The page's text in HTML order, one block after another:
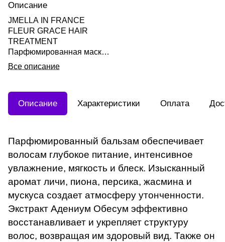
Описание
JMELLA IN FRANCE
FLEUR GRACE HAIR
TREATMENT
Парфюмированная маска-
бальзам для волос
"Цветочная грация" 500мл
Все описание
Описание Характеристики Оплата
Парфюмированный бальзам обеспечивает
волосам глубокое питание, интенсивное
увлажнение, мягкость и блеск. Изысканный
аромат личи, пиона, персика, жасмина и
мускуса создает атмосферу утонченности.
Экстракт Адениум Обесум эффективно
восстанавливает и укрепляет структуру
волос, возвращая им здоровый вид. Также он